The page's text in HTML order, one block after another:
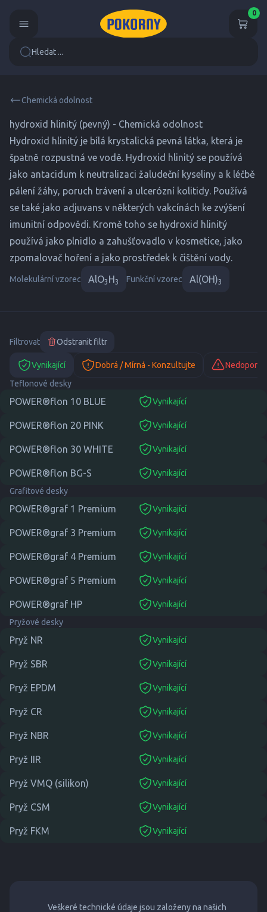
Hledat ...
0
Chemická odolnost
hydroxid hlinitý (pevný) - Chemická odolnost
Hydroxid hlinitý je bílá krystalická pevná látka, která je
špatně rozpustná ve vodě. Hydroxid hlinitý se používá
jako antacidum k neutralizaci žaludeční kyseliny a k léčbě
pálení žáhy, poruch trávení a ulcerózní kolitidy. Používá
se také jako adjuvans v některých vakcínách ke zvýšení
imunitní odpovědi. Kromě toho se hydroxid hlinitý
používá jako plnidlo a zahušťovadlo v kosmetice, jako
zpomalovač hoření a jako prostředek k čištění vody.
Molekulární vzorec AlO3 H3 Funkční vzorec Al(OH)3
Filtrovat Odstranit filtr
Vynikající Dobrá / Mírná - Konzultujte
Teflonové desky
POWER®flon 10 BLUE Vynikající
suitable
POWER®flon 20 PINK Vynikající
suitable
POWER®flon 30 WHITE Vynikající
suitable
POWER®flon BG-S Vynikající
suitable
Grafitové desky
POWER®graf 1 Premium Vynikající
suitable
POWER®graf 3 Premium Vynikající
suitable
POWER®graf 4 Premium Vynikající
suitable
POWER®graf 5 Premium Vynikající
suitable
POWER®graf HP Vynikající
suitable
Pryžové desky
Pryž NR Vynikající
suitable
Pryž SBR Vynikající
suitable
Pryž EPDM Vynikající
suitable
Pryž CR Vynikající
suitable
Pryž NBR Vynikající
suitable
Pryž IIR Vynikající
suitable
Pryž VMQ (silikon) Vynikající
suitable
Pryž CSM Vynikající
suitable
Pryž FKM Vynikající
suitable
Veškeré technické údaje jsou založeny na našich